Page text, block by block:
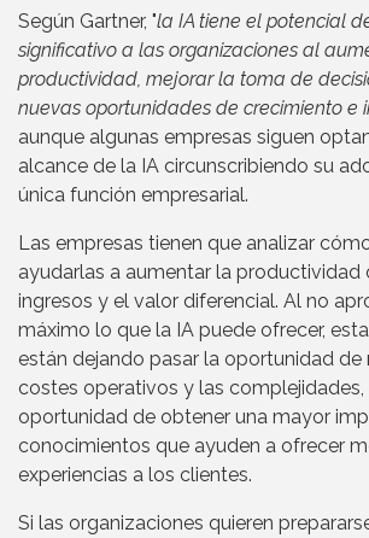
Según Gartner, "la IA tiene el potencial
significativo a las organizaciones al
productividad, mejorar la toma de
nuevas oportunidades de crecimiento e
aunque algunas empresas siguen
alcance de la IA circunscribiendo su
única función empresarial.
Las empresas tienen que analizar
ayudarlas a aumentar la productividad
ingresos y el valor diferencial. Al no
máximo lo que la IA puede ofrecer,
están dejando pasar la oportunidad de
costes operativos y las complejidades,
oportunidad de obtener una mayor
conocimientos que ayuden a ofrecer
experiencias a los clientes.
Si las organizaciones quieren